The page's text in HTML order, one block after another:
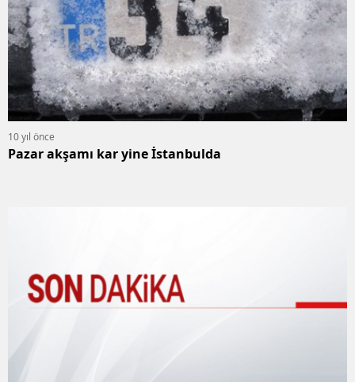
10 yıl önce
Pazar akşamı kar yine İstanbulda